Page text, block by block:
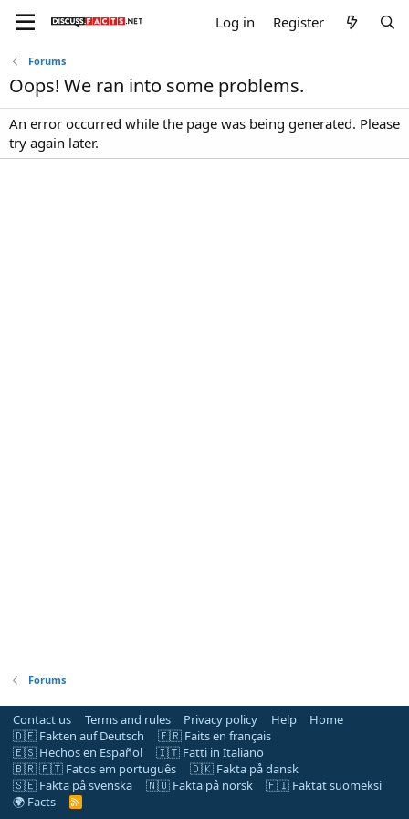
Log in Register
Forums
Oops! We ran into some problems.
An error occurred while the page was being generated. Please
try again later.
Forums
Contact us Terms and rules Privacy policy Help
Home
🇩🇪 Fakten auf Deutsch
🇫🇷 Faits en français
🇪🇸 Hechos en Español
🇮🇹 Fatti in Italiano
🇧🇷 🇵🇹 Fatos em português
🇩🇰 Fakta på dansk
🇸🇪 Fakta på svenska
🇳🇴 Fakta på norsk
🇫🇮 Faktat suomeksi
🌍 Facts
R